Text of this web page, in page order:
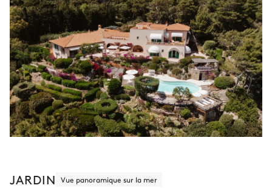
JARDIN Vue panoramique sur la mer